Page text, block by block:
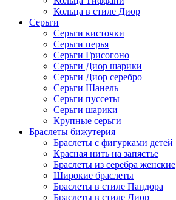
Кольца в стиле Диор
Серьги
Серьги кисточки
Серьги перья
Серьги Грисогоно
Серьги Диор шарики
Серьги Диор серебро
Серьги Шанель
Серьги пуссеты
Серьги шарики
Крупные серьги
Браслеты бижутерия
Браслеты с фигурками детей
Красная нить на запястье
Браслеты из серебра женские
Широкие браслеты
Браслеты в стиле Пандора
Браслеты в стиле Диор